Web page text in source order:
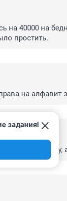
на 40000 на
простить.
на алфавит
в раскрутку,
задания!